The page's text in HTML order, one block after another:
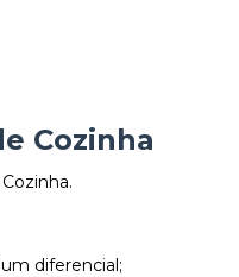
Cozinha
diferencial;